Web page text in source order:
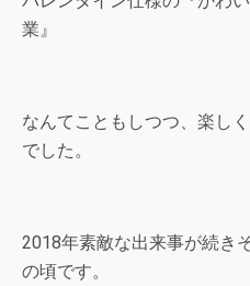
業』
なんてこともしつつ、楽し
でした。
2018年素敵な出来事が続き
の頃です。